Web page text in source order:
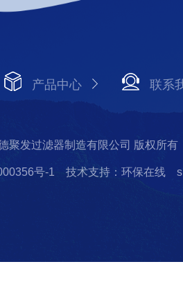
产品中心 联系
聚发过滤器制造有限公司 版权所有
号-1 技术支持：环保在线